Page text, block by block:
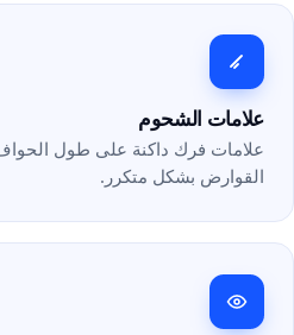
علامات الشحوم
علامات فرك داكنة على طول
القوارض بشكل متكرر.